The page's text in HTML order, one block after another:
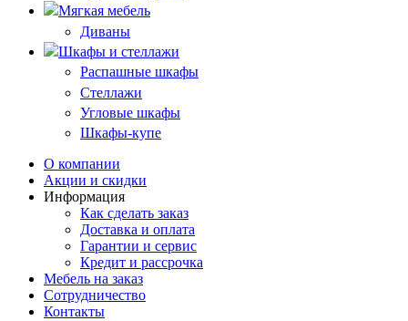
Мягкая мебель
Диваны
Шкафы и стеллажи
Распашные шкафы
Стеллажи
Угловые шкафы
Шкафы-купе
О компании
Акции и скидки
Информация
Как сделать заказ
Доставка и оплата
Гарантии и сервис
Кредит и рассрочка
Мебель на заказ
Сотрудничество
Контакты